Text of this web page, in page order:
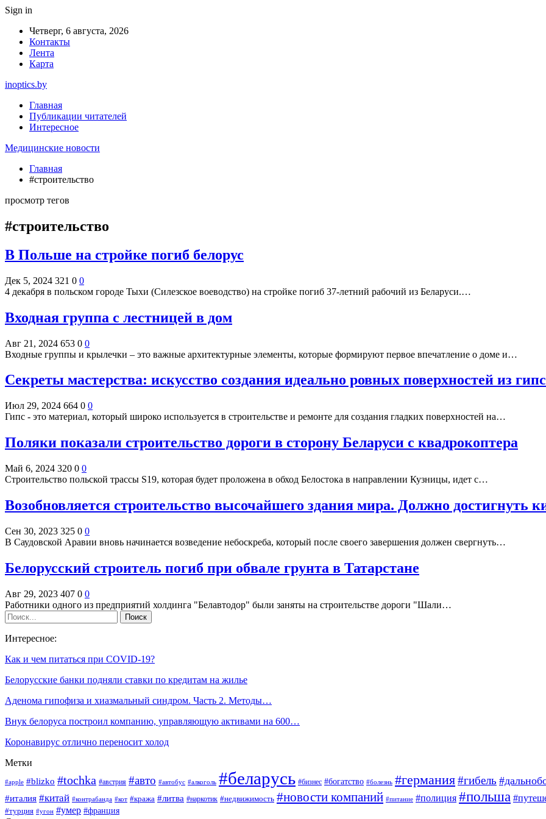
Sign in
Четверг, 6 августа, 2026
Контакты
Лента
Карта
inoptics.by
Главная
Публикации читателей
Интересное
Медицинские новости
Главная
#строительство
просмотр тегов
#строительство
В Польше на стройке погиб белорус
Дек 5, 2024 321 0 0
4 декабря в польском городе Тыхи (Силезское воеводство) на стройке погиб 37-летний рабочий из Беларуси.…
Входная группа с лестницей в дом
Авг 21, 2024 653 0 0
Входные группы и крылечки – это важные архитектурные элементы, которые формируют первое впечатление о доме и…
Секреты мастерства: искусство создания идеально ровных поверхностей из
Июл 29, 2024 664 0 0
Гипс - это материал, который широко используется в строительстве и ремонте для создания гладких поверхностей на…
Поляки показали строительство дороги в сторону Беларуси с квадрокоптера
Май 6, 2024 320 0 0
Строительство польской трассы S19, которая будет проложена в обход Белостока в направлении Кузницы, идет с…
Возобновляется строительство высочайшего здания мира. Должно достигнуть
Сен 30, 2023 325 0 0
В Саудовской Аравии вновь начинается возведение небоскреба, который после своего завершения должен свергнуть…
Белорусский строитель погиб при обвале грунта в Татарстане
Авг 29, 2023 407 0 0
Работники одного из предприятий холдинга "Белавтодор" были заняты на строительстве дороги "Шали…
Интересное:
Как и чем питаться при COVID-19?
Белорусские банки подняли ставки по кредитам на жилье
Аденома гипофиза и хиазмальный синдром. Часть 2. Методы…
Внук белоруса построил компанию, управляющую активами на 600…
Коронавирус отлично переносит холод
Метки
#apple #blizko #tochka #австрия #авто #автобус #алкоголь #беларусь #бизнес #богатство #болезнь #германия#гибель
#италия #китай #контрабанда #кот #кража #литва #наркотик #недвижимость #новости компаний #питание #полиция #польша
#турция #угон #умер #франция